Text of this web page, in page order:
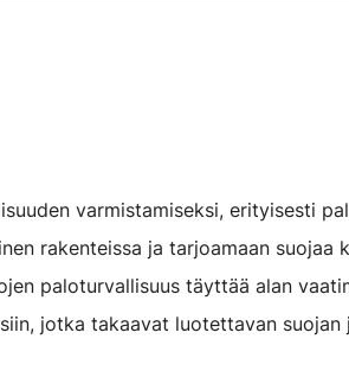
varmistamiseksi, erityisesti
rakenteissa ja tarjoamaan suojaa
paloturvallisuus täyttää alan
jotka takaavat luotettavan suojan